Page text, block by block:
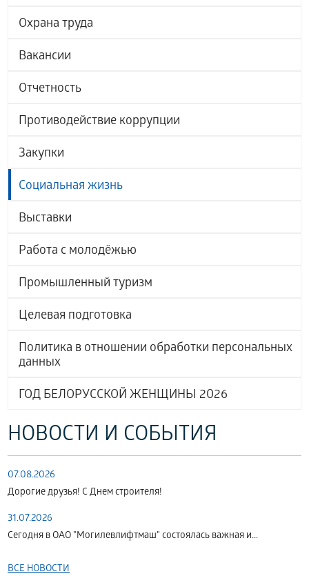
Охрана труда
Вакансии
Отчетность
Противодействие коррупции
Закупки
Социальная жизнь
Выставки
Работа с молодёжью
Промышленный туризм
Целевая подготовка
Политика в отношении обработки персональных
данных
ГОД БЕЛОРУССКОЙ ЖЕНЩИНЫ 2026
НОВОСТИ И СОБЫТИЯ
07.08.2026
Дорогие друзья! С Днем строителя!
31.07.2026
Сегодня в ОАО "Могилевлифтмаш" состоялась важная и...
ВСЕ НОВОСТИ